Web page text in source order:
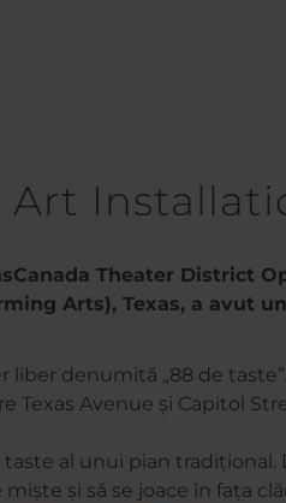
Art
Theater District
Arts), Texas, a avut
liber denumită „88 de taste”.
Avenue și Capitol
al unui pian tradițional.
și să se joace în fața